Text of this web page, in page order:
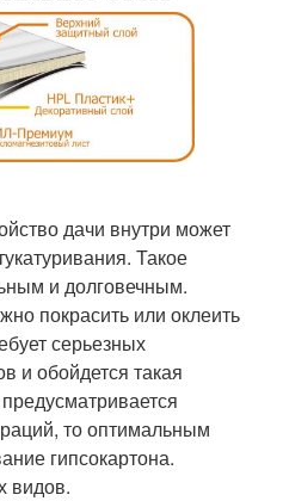
дачи внутри может
Такое
и долговечным.
покрасить или оклеить
серьезных
и обойдется такая
то оптимальным
гипсокартона.
видов.